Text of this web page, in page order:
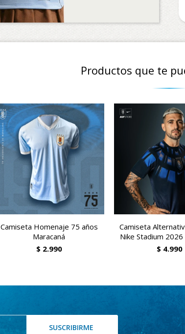
Productos que te
Camiseta Homenaje 75 años
Maracaná
$ 2.990
Camiseta
Nike Stadium
$ 4.990
SUSCRIBIRME